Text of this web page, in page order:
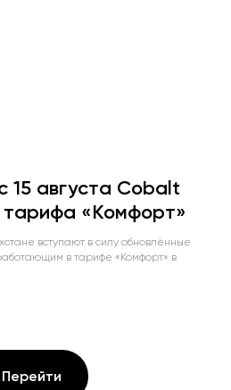
15 августа Cobalt
тарифа «Комфорт»
вступают в силу обновлённые
в тарифе «Комфорт» в
Перейти